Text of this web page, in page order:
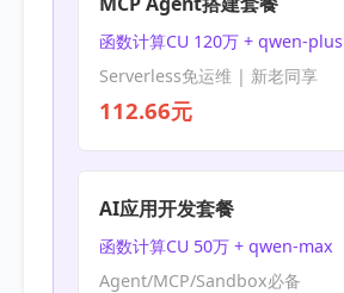
函数计算CU 120万 + qwen-plus
Serverless免运维 | 新老同享
112.66元
AI应用开发套餐
函数计算CU 50万 + qwen-max
Agent/MCP/Sandbox必备